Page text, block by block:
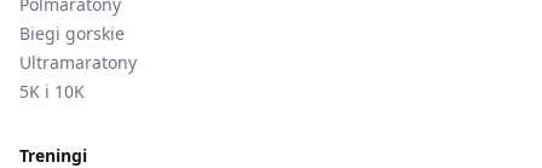
Biegi gorskie
Ultramaratony
5K i 10K
Treningi